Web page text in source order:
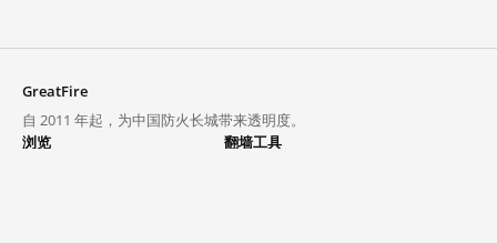
GreatFire
自 2011 年起，为中国防火长城带来透明度。
浏览
翻墙工具